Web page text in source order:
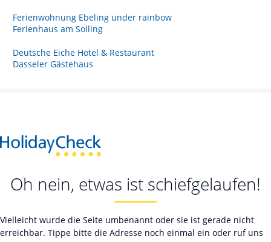
Ferienwohnung Ebeling under rainbow
Ferienhaus am Solling
Deutsche Eiche Hotel & Restaurant
Dasseler Gästehaus
Oh nein, etwas ist schiefgelaufen!
Vielleicht wurde die Seite umbenannt oder sie ist gerade nicht
erreichbar. Tippe bitte die Adresse noch einmal ein oder ruf uns